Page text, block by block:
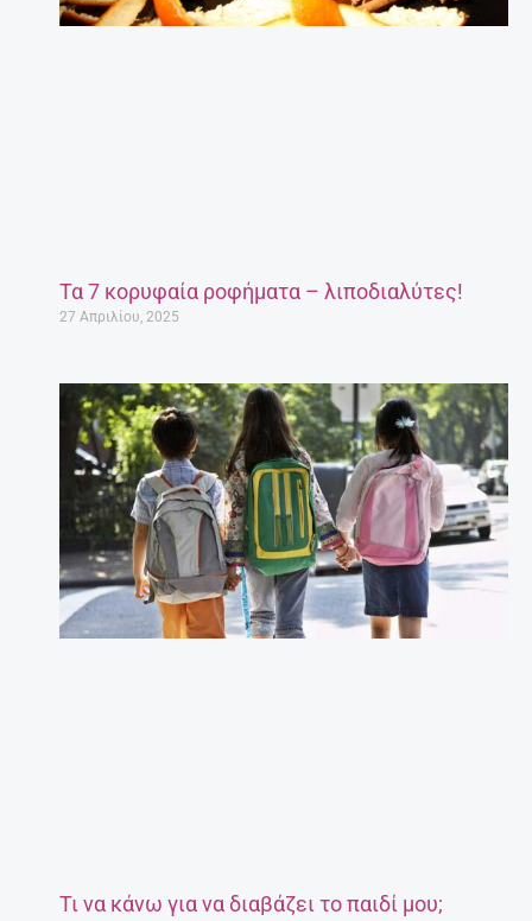
Τα 7 κορυφαία ροφήματα – λιποδιαλύτες!
27 Απριλίου, 2025
Τι να κάνω για να διαβάζει το παιδί μου;